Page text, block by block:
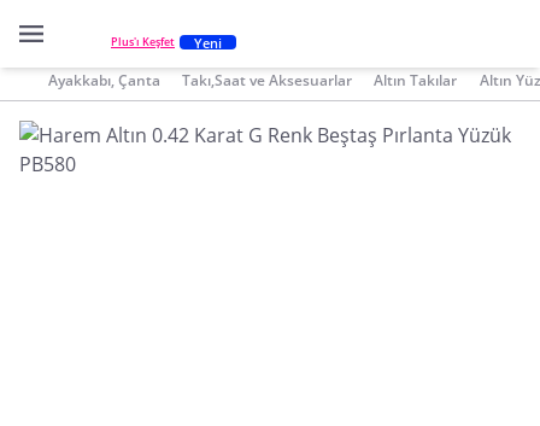
Plus'ı Keşfet Yeni
Ayakkabı, Çanta Takı,Saat ve Aksesuarlar Altın Takılar Altın